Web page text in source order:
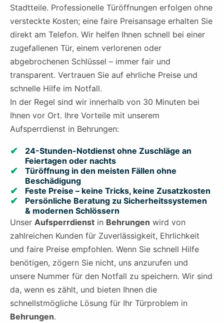
Stadtteile. Professionelle Türöffnungen erfolgen ohne
versteckte Kosten; eine faire Preisansage erhalten Sie
direkt am Telefon. Wir helfen Ihnen schnell bei einer
zugefallenen Tür, einem verlorenen oder
abgebrochenen Schlüssel – immer fair und
transparent. Vertrauen Sie auf ehrliche Preise und
schnelle Hilfe im Notfall.
In der Regel sind wir innerhalb von 30 Minuten bei
Ihnen vor Ort. Ihre Vorteile mit unserem
Aufsperrdienst in Behrungen:
24-Stunden-Notdienst ohne Zuschläge an
Feiertagen oder nachts
Türöffnung in den meisten Fällen ohne
Beschädigung
Feste Preise – keine Tricks, keine Zusatzkosten
Persönliche Beratung zu Sicherheitssystemen
& modernen Schlössern
Unser Aufsperrdienst in Behrungen wird von
zahlreichen Kunden für Zuverlässigkeit, Ehrlichkeit
und faire Preise empfohlen. Wenn Sie schnell Hilfe
benötigen, zögern Sie nicht, uns anzurufen und
unsere Nummer für den Notfall zu speichern. Wir sind
da, wenn es zählt, und bieten Ihnen die
schnellstmögliche Lösung für Ihr Türproblem in
Behrungen.